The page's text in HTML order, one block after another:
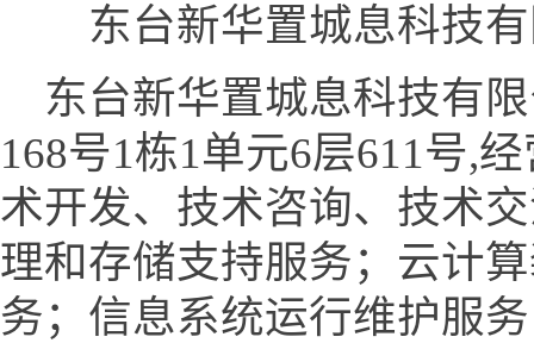
东台新华置城息科技有
东台新华置城息科技有
168号1栋1单元6层611号,
术开发、技术咨询、技术
理和存储支持服务；云计
务；信息系统运行维护服